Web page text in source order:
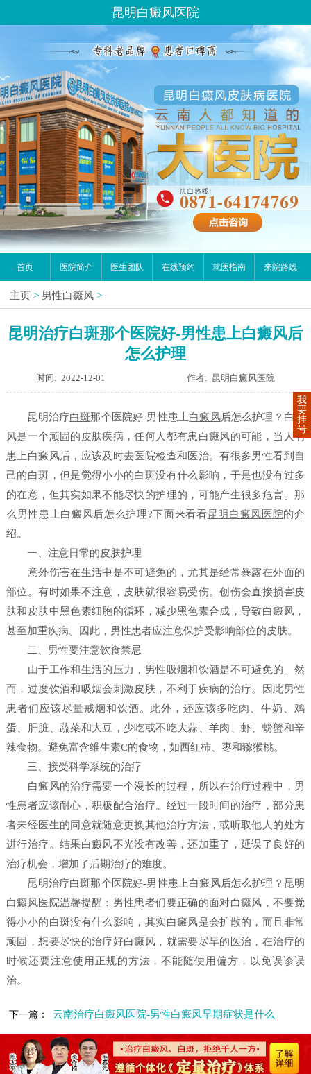
昆明白癜风医院
首页 医院简介 医生团队 在线预约 就医指南 来院路线
主页 > 男性白癜风 >
昆明治疗白斑那个医院好-男性患上白癜风后
怎么护理
时间: 2022-12-01 作者: 昆明白癜风医院
昆明治疗白斑那个医院好-男性患上白癜风后怎么护理？白癜
风是一个顽固的皮肤疾病，任何人都有患白癜风的可能，当人们
患上白癜风后，应该及时去医院检查和医治。有很多男性看到自
己的白斑，但是觉得小小的白斑没有什么影响，于是也没有过多
的在意，但其实如果不能尽快的护理的，可能产生很多危害。那
么男性患上白癜风后怎么护理?下面来看看昆明白癜风医院的介
绍。
一、注意日常的皮肤护理
意外伤害在生活中是不可避免的，尤其是经常暴露在外面的
部位。有时如果不注意，皮肤就很容易受伤。创伤会直接损害皮
肤和皮肤中黑色素细胞的循环，减少黑色素合成，导致白癜风，
甚至加重疾病。因此，男性患者应注意保护受影响部位的皮肤。
二、男性要注意饮食禁忌
由于工作和生活的压力，男性吸烟和饮酒是不可避免的。然
而，过度饮酒和吸烟会刺激皮肤，不利于疾病的治疗。因此男性
患者们应该尽量戒烟和饮酒。此外，还应该多吃肉、牛奶、鸡
蛋、肝脏、蔬菜和大豆，少吃或不吃大蒜、羊肉、虾、螃蟹和辛
辣食物。避免富含维生素C的食物，如西红柿、枣和猕猴桃。
三、接受科学系统的治疗
白癜风的治疗需要一个漫长的过程，所以在治疗过程中，男
性患者应该耐心，积极配合治疗。经过一段时间的治疗，部分患
者未经医生的同意就随意更换其他治疗方法，或听取他人的处方
进行治疗。结果白癜风不光没有改善，还加重了，延误了良好的
治疗机会，增加了后期治疗的难度。
昆明治疗白斑那个医院好-男性患上白癜风后怎么护理？昆明
白癜风医院温馨提醒：男性患者们要正确的面对白癜风，不要觉
得小小的白斑没有什么影响，其实白癜风是会扩散的，而且非常
顽固，想要尽快的治疗好白癜风，就需要尽早的医治，在治疗的
时候还要注意使用正规的方法，不能随便用偏方，以免误诊误
治。
下一篇： 云南治疗白癜风医院-男性白癜风早期症状是什么
我
要
挂
号